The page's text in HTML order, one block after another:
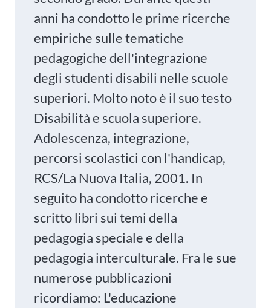
anni ha condotto le prime ricerche
empiriche sulle tematiche
pedagogiche dell'integrazione
degli studenti disabili nelle scuole
superiori. Molto noto è il suo testo
Disabilità e scuola superiore.
Adolescenza, integrazione,
percorsi scolastici con l'handicap,
RCS/La Nuova Italia, 2001. In
seguito ha condotto ricerche e
scritto libri sui temi della
pedagogia speciale e della
pedagogia interculturale. Fra le sue
numerose pubblicazioni
ricordiamo: L'educazione